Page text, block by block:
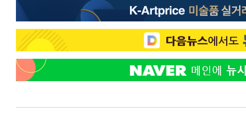
득표
-21363초 전 >
"일본축구협회, 대한축구협회 성 접대 의혹 심판 조사"
-14005초 전 >[속보]장은수, KLPGA 제주삼다수 역전 우승…데뷔 10년 차에 첫
정상
-9370초 전 > "얼마나 더웠으면"…안동 물길공원서 헤엄친 구렁이 '소동'
-9297초 전 >손흥민, 68분 뛰고 2경기 침묵…LAFC, 톨루카에 1-0 승리(종합)
-8569초 전 >
'2경기 연속 침묵' 손흥민, 톨루카전 68분만 뛰고 슈팅 0개
-7321초 전 >
이강인, 오늘 서울서 AT마드리드 입단식…'전례 없는 특급대우'
1시간 전 >콜롬비아 신임 우파 대통령 취임 하루만에 차량폭탄 폭발 사건